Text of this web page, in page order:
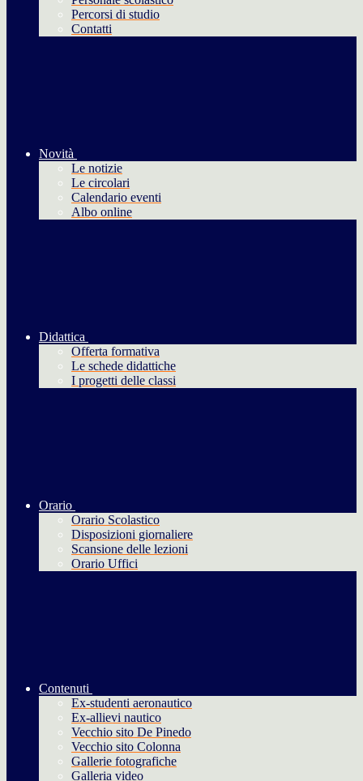
Percorsi di studio
Contatti
Novità
Le notizie
Le circolari
Calendario eventi
Albo online
Didattica
Offerta formativa
Le schede didattiche
I progetti delle classi
Orario
Orario Scolastico
Disposizioni giornaliere
Scansione delle lezioni
Orario Uffici
Contenuti
Ex-studenti aeronautico
Ex-allievi nautico
Vecchio sito De Pinedo
Vecchio sito Colonna
Gallerie fotografiche
Galleria video